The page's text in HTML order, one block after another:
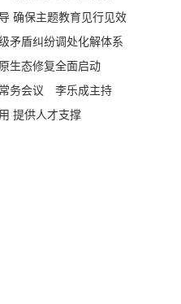
确保主题教育见行见效
矛盾纠纷调处化解体系
生态修复全面启动
务会议 李乐成主持
提供人才支撑